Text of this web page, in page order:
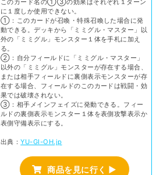
このカード名の①③の効果はそれぞれ１ターン
に１度しか使用できない。
①：このカードが召喚・特殊召喚した場合に発
動できる。デッキから「ミミグル・マスター」以
外の「ミミグル」モンスター１体を手札に加え
る。
②：自分フィールドに「ミミグル・マスター」
以外の「ミミグル」モンスターが存在する場合、
または相手フィールドに裏側表示モンスターが存
在する場合、フィールドのこのカードは戦闘・効
果では破壊されない。
③：相手メインフェイズに発動できる。フィー
ルドの裏側表示モンスター１体を表側攻撃表示か
表側守備表示にする。
出典：YU-GI-OH.jp
商品を見に行く ▶